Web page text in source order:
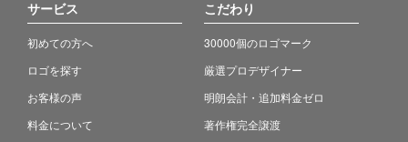
サービス
初めての方へ
ロゴを探す
お客様の声
料金について
こだわり
30000個のロゴマーク
厳選プロデザイナー
明朗会計・追加料金ゼロ
著作権完全譲渡